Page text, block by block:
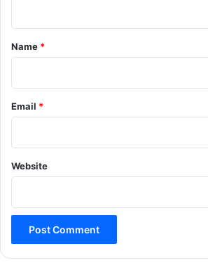
*
Name *
Email *
Website